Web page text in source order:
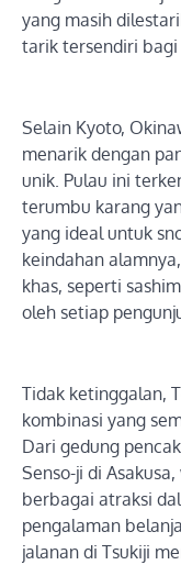
yang masih
tarik tersendiri bagi
Selain Kyoto,
menarik dengan
unik. Pulau ini
terumbu karang
yang ideal untuk
keindahan
khas, seperti
oleh setiap
Tidak ketinggalan,
kombinasi yang
Dari gedung
Senso-ji di
berbagai atraksi
pengalaman
jalanan di Tsukiji